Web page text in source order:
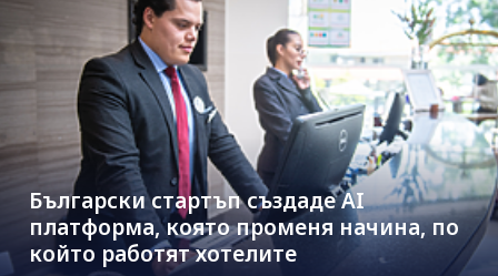
Български стартъп създаде AI
платформа, която променя начина, по
който работят хотелите